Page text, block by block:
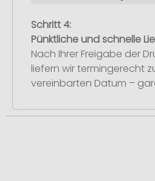
Schritt 4:
Pünktliche und schnelle
Nach Ihrer Freigabe der
liefern wir termingerecht
vereinbarten Datum –